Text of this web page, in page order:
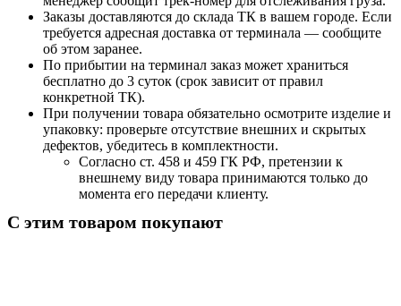
Заказы доставляются до склада ТК в вашем городе. Если
требуется адресная доставка от терминала — сообщите
об этом заранее.
По прибытии на терминал заказ может храниться
бесплатно до 3 суток (срок зависит от правил
конкретной ТК).
При получении товара обязательно осмотрите изделие и
упаковку: проверьте отсутствие внешних и скрытых
дефектов, убедитесь в комплектности.
Согласно ст. 458 и 459 ГК РФ, претензии к
внешнему виду товара принимаются только до
момента его передачи клиенту.
С этим товаром покупают